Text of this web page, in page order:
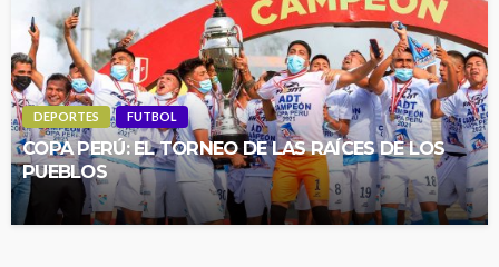
DEPORTES FUTBOL
COPA PERÚ: EL TORNEO DE LAS RAÍCES DE LOS
PUEBLOS